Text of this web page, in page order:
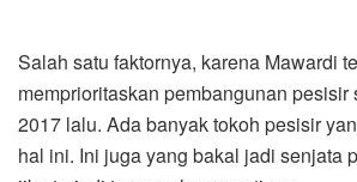
Salah satu faktornya, karena Mawardi
memprioritaskan pembangunan pesisir
2017 lalu. Ada banyak tokoh pesisir
hal ini. Ini juga yang bakal jadi senjata